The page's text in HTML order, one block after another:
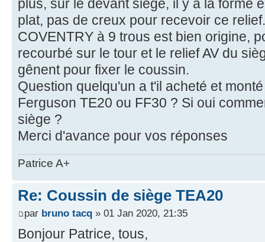
plus, sur le devant siège, il y a la forme
plat, pas de creux pour recevoir ce
COVENTRY à 9 trous est bien origine,
recourbé sur le tour et le relief AV du
gênent pour fixer le coussin.
Question quelqu'un a t'il acheté et
Ferguson TE20 ou FF30 ? Si oui
siège ?
Merci d'avance pour vos réponses
Patrice A+
Re: Coussin de siège TEA20
par bruno tacq » 01 Jan 2020, 21:35
Bonjour Patrice, tous,